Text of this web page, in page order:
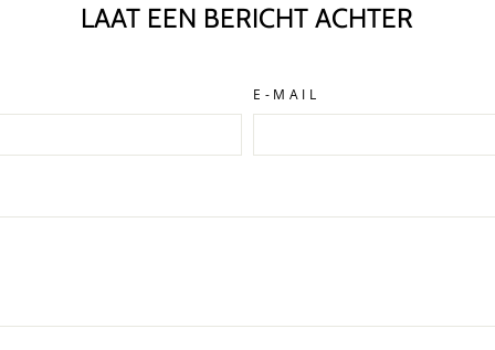
LAAT EEN BERICHT ACHTER
E-MAIL